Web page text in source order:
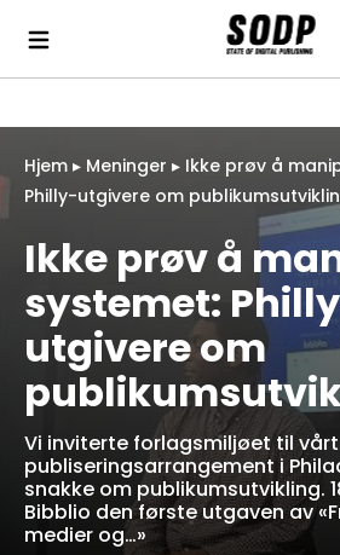
Hjem ▸ Meninger ▸ Ikke prøv å
Philly-utgivere om
Ikke prøv å
systemet:
utgivere om
Vi inviterte forlagsmiljøet til
publiseringsarrangement i
snakke om publikumsutvikling.
Bibblio den første utgaven av
medier og…»